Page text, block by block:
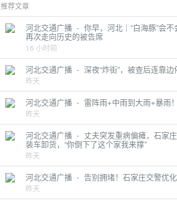
推荐文章
河北交通广播 · 你早，河北｜“白海豚”会
再次走向历史的被告席
16 小时前
河北交通广播 · 深夜“炸街”，被查后连靠
昨天
河北交通广播 · 雷阵雨+中雨到大雨+暴雨
昨天
河北交通广播 · 丈夫突发重病偏瘫，石家
装车卸货，“你倒下了这个家我来撑”
昨天
河北交通广播 · 告别拥堵！石家庄交警优
昨天